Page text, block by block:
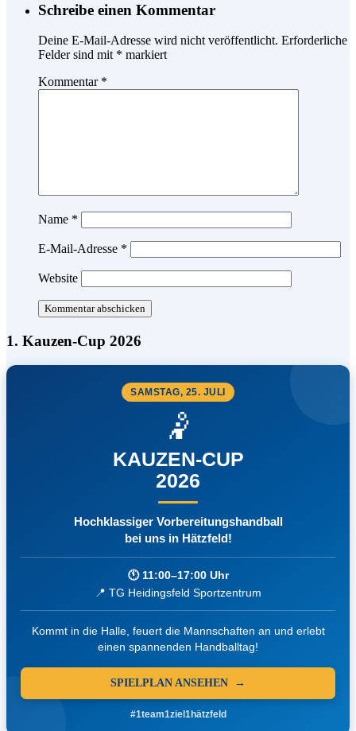
Schreibe einen Kommentar
Deine E-Mail-Adresse wird nicht veröffentlicht. Erforderliche
Felder sind mit * markiert
Kommentar *
Name *
E-Mail-Adresse *
Website
1. Kauzen-Cup 2026
SAMSTAG, 25. JULI
🤾
KAUZEN-CUP
2026
Hochklassiger Vorbereitungshandball
bei uns in Hätzfeld!
🕚 11:00–17:00 Uhr
📍 TG Heidingsfeld Sportzentrum
Kommt in die Halle, feuert die Mannschaften an und erlebt
einen spannenden Handballtag!
SPIELPLAN ANSEHEN →
#1team1ziel1hätzfeld